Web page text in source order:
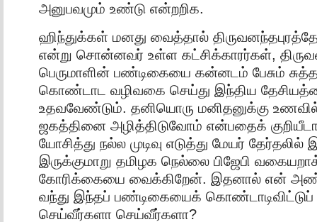
அனுபவமும் உண்டு என்றறிக.
ஹிந்துக்கள் மனது வைத்தால்
என்று சொன்னவர் உள்ள கட்சிக்காரர்கள்,
பெருமாளின் பண்டிகையை கன்னடம் பேசும்
கொண்டாட வழிவகை செய்து இந்திய
உதவவேண்டும். தனியொரு மனிதனுக்கு
ஜகத்தினை அழித்திடுவோம் என்பதைக்
யோசித்து நல்ல முடிவு எடுத்து மேயர் தேர்தலில்
இருக்குமாறு தமிழக நெல்லை பிஜேபி
கோரிக்கையை வைக்கிறேன். இதனால் என்
வந்து இந்தப் பண்டிகையைக் கொண்டாடிவிட்டுப்
செய்வீர்களா செய்வீர்களா?